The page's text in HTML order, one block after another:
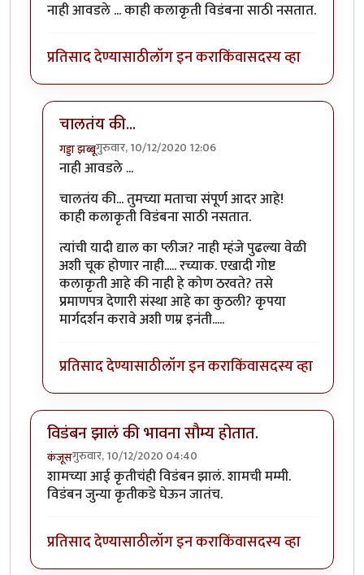
नाही आवडले ... काही कलाकृती विडंबना साठी नसतात.
प्रतिसाद देण्यासाठीलॉग इन कराकिंवासदस्य व्हा
चालतंय की...
गड्डा झब्बूगुरुवार, 10/12/2020 12:06
In reply toनाही आवडले ... काही कलाकृती
नाही आवडले ...
चालतंय की... तुमच्या मताचा संपूर्ण आदर आहे!
काही कलाकृती विडंबना साठी नसतात.
त्यांची यादी द्याल का प्लीज? नाही म्हंजे पुढल्या वेळी
अशी चूक होणार नाही..... रच्याक. एखादी गोष्ट
कलाकृती आहे की नाही हे कोण ठरवते? तसे
प्रमाणपत्र देणारी संस्था आहे का कुठली? कृपया
मार्गदर्शन करावे अशी णम्र इनंती.....
प्रतिसाद देण्यासाठीलॉग इन कराकिंवासदस्य व्हा
विडंबन झालं की भावना सौम्य होतात.
कंजूसगुरुवार, 10/12/2020 04:40
शामच्या आई कृतीचंही विडंबन झालं. शामची मम्मी.
विडंबन जुन्या कृतीकडे घेऊन जातंच.
प्रतिसाद देण्यासाठीलॉग इन कराकिंवासदस्य व्हा